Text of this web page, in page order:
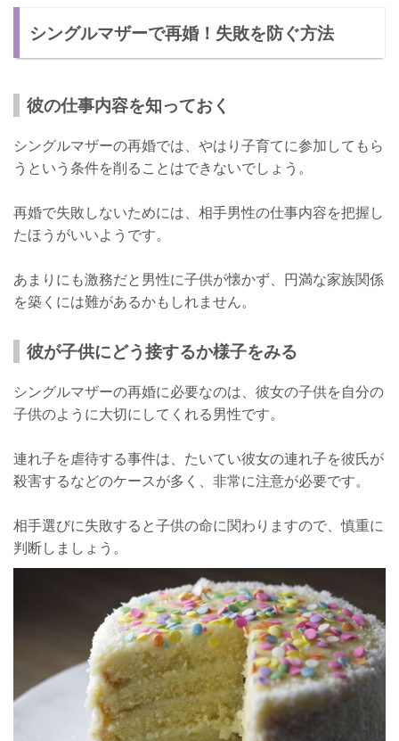
シングルマザーで再婚！失敗を防ぐ方法
彼の仕事内容を知っておく
シングルマザーの再婚では、やはり子育てに参加してもら
うという条件を削ることはできないでしょう。
再婚で失敗しないためには、相手男性の仕事内容を把握し
たほうがいいようです。
あまりにも激務だと男性に子供が懐かず、円満な家族関係
を築くには難があるかもしれません。
彼が子供にどう接するか様子をみる
シングルマザーの再婚に必要なのは、彼女の子供を自分の
子供のように大切にしてくれる男性です。
連れ子を虐待する事件は、たいてい彼女の連れ子を彼氏が
殺害するなどのケースが多く、非常に注意が必要です。
相手選びに失敗すると子供の命に関わりますので、慎重に
判断しましょう。